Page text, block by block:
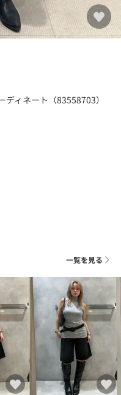
ィネート（83558703）
一覧を見る